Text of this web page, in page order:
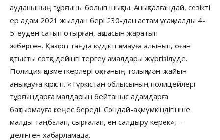
ауданының тұрғыны болып шықты. Анықталғандай, сезікті
ер адам 2021 жылдан бері 230-дан астам ұсақ малды 4-
5-еуден сатып отырған, ақшасын жаратып
жіберген. Қазіргі таңда күдікті қамауға алынып, оған
қатысты сотқа дейінгі тергеу амалдары жүргізілуде.
Полиция қызметкерлері оқиғаның толық мән-жайын
анықтауға кірісті. «Түркістан облысының полицейлері
тұрғындарға малдарын бейтаныс адамдарға
бақтырмауға кеңес береді. Сондай-ақ, мүмкіндігінше
малды таңбалап, сырғалап, ен салдыру керек», –
делінген хабарламада.